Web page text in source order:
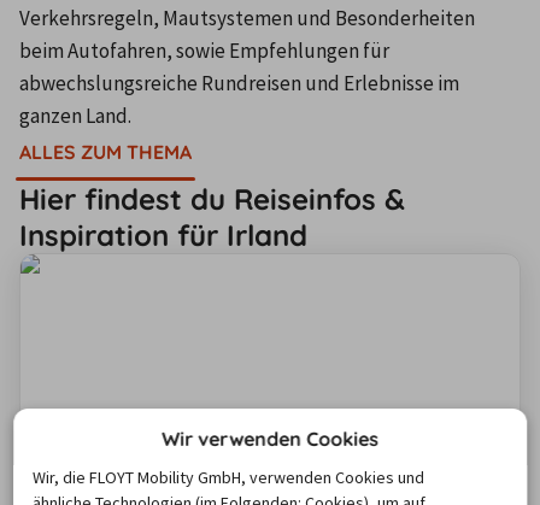
Verkehrsregeln, Mautsystemen und Besonderheiten
beim Autofahren, sowie Empfehlungen für
abwechslungsreiche Rundreisen und Erlebnisse im
ganzen Land.
ALLES ZUM THEMA
Hier findest du Reiseinfos &
Inspiration für Irland
Wir verwenden Cookies
Wir, die FLOYT Mobility GmbH, verwenden Cookies und